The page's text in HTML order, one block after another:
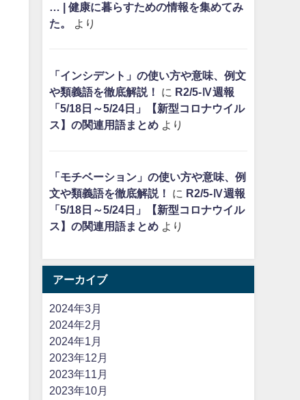
… | 健康に暮らすための情報を集めてみ
た。
より
「インシデント」の使い方や意味、例文
や類義語を徹底解説！
に R2/5-Ⅳ週報
「5/18日～5/24日」【新型コロナウイル
ス】の関連用語まとめより
「モチベーション」の使い方や意味、例
文や類義語を徹底解説！
に R2/5-Ⅳ週報
「5/18日～5/24日」【新型コロナウイル
ス】の関連用語まとめより
アーカイブ
2024年3月
2024年2月
2024年1月
2023年12月
2023年11月
2023年10月